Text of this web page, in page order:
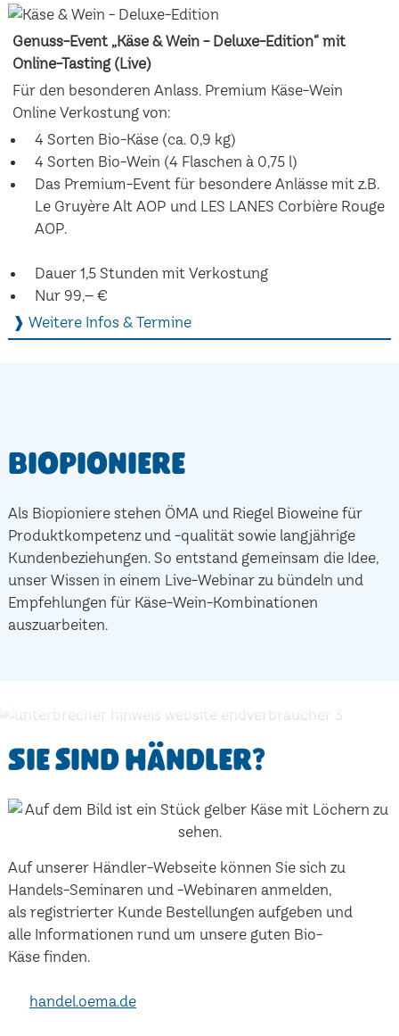
Genuss-Event „Käse & Wein - Deluxe-Edition“ mit
Online-Tasting (Live)
Für den besonderen Anlass. Premium Käse-Wein
Online Verkostung von:
4 Sorten Bio-Käse (ca. 0,9 kg)
4 Sorten Bio-Wein (4 Flaschen à 0,75 l)
Das Premium-Event für besondere Anlässe mit z.B.
Le Gruyère Alt AOP und LES LANES Corbière Rouge
AOP.
Dauer 1,5 Stunden mit Verkostung
Nur 99,– €
❱ Weitere Infos & Termine
Biopioniere
Als Biopioniere stehen ÖMA und Riegel Bioweine für
Produktkompetenz und -qualität sowie langjährige
Kundenbeziehungen. So entstand gemeinsam die Idee,
unser Wissen in einem Live-Webinar zu bündeln und
Empfehlungen für Käse-Wein-Kombinationen
auszuarbeiten.
Sie sind Händler?
Auf unserer Händler-Webseite können Sie sich zu
Handels-Seminaren und -Webinaren anmelden,
als registrierter Kunde Bestellungen aufgeben und
alle Informationen rund um unsere guten Bio-
Käse finden.
handel.oema.de